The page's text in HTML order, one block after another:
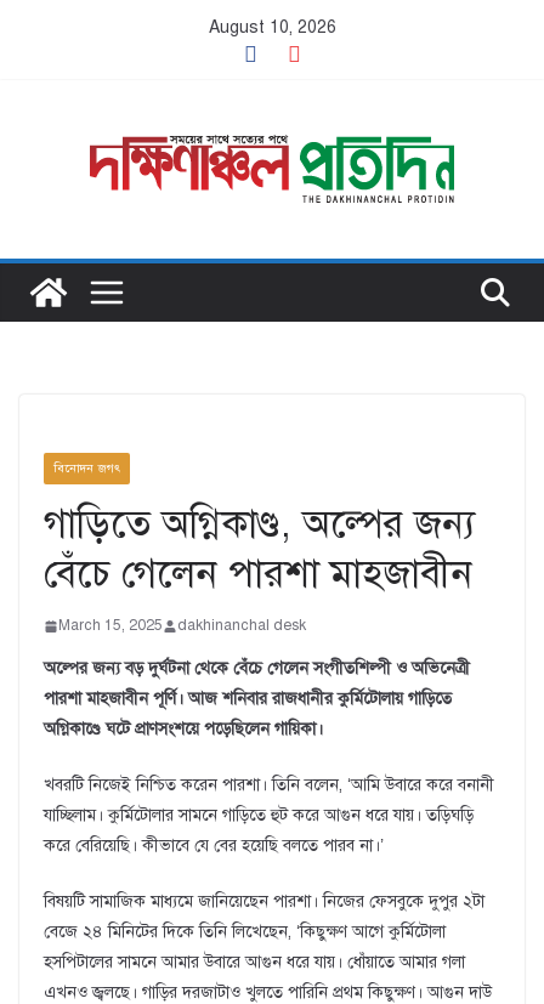
August 10, 2026
বিনোদন জগৎ
গাড়িতে অগ্নিকাণ্ড, অল্পের জন্য
বেঁচে গেলেন পারশা মাহজাবীন
March 15, 2025 dakhinanchal desk
অল্পের জন্য বড় দুর্ঘটনা থেকে বেঁচে গেলেন সংগীতশিল্পী ও অভিনেত্রী
পারশা মাহজাবীন পূর্ণি। আজ শনিবার রাজধানীর কুর্মিটোলায় গাড়িতে
অগ্নিকাণ্ডে ঘটে প্রাণসংশয়ে পড়েছিলেন গায়িকা।
খবরটি নিজেই নিশ্চিত করেন পারশা। তিনি বলেন, ‘আমি উবারে করে বনানী
যাচ্ছিলাম। কুর্মিটোলার সামনে গাড়িতে হুট করে আগুন ধরে যায়। তড়িঘড়ি
করে বেরিয়েছি। কীভাবে যে বের হয়েছি বলতে পারব না।’
বিষয়টি সামাজিক মাধ্যমে জানিয়েছেন পারশা। নিজের ফেসবুকে দুপুর ২টা
বেজে ২৪ মিনিটের দিকে তিনি লিখেছেন, ‘কিছুক্ষণ আগে কুর্মিটোলা
হসপিটালের সামনে আমার উবারে আগুন ধরে যায়। ধোঁয়াতে আমার গলা
এখনও জ্বলছে। গাড়ির দরজাটাও খুলতে পারিনি প্রথম কিছুক্ষণ। আগুন দাউ